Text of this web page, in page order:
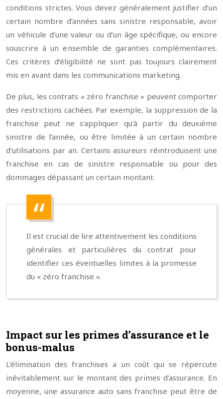
conditions strictes. Vous devez généralement justifier d’un
certain nombre d’années sans sinistre responsable, avoir
un véhicule d’une valeur ou d’un âge spécifique, ou encore
souscrire à un ensemble de garanties complémentaires.
Ces critères d’éligibilité ne sont pas toujours clairement
mis en avant dans les communications marketing.
De plus, les contrats « zéro franchise » peuvent comporter
des restrictions cachées. Par exemple, la suppression de la
franchise peut ne s’appliquer qu’à partir du deuxième
sinistre de l’année, ou être limitée à un certain nombre
d’utilisations par an. Certains assureurs réintroduisent une
franchise en cas de sinistre responsable ou pour des
dommages dépassant un certain montant.
Il est crucial de lire attentivement les conditions
générales et particulières du contrat pour
identifier ces éventuelles limites à la promesse
du « zéro franchise ».
Impact sur les primes d’assurance et le
bonus-malus
L’élimination des franchises a un coût qui se répercute
inévitablement sur le montant des primes d’assurance. En
moyenne, une assurance auto sans franchise peut être de